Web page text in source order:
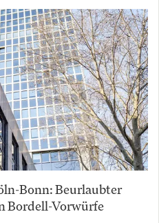
Bonn: Beurlaubter
Bordell-Vorwürfe